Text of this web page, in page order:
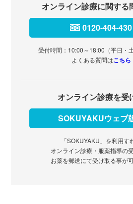
オンライン診療に関する
0120-404-430
受付時間：10:00～18:00（平日・
よくある質問はこちら
オンライン診療を受
SOKUYAKUウェブ
「SOKUYAKU」を利用す
オンライン診療・服薬指導の
お薬を郵送にて受け取る事が